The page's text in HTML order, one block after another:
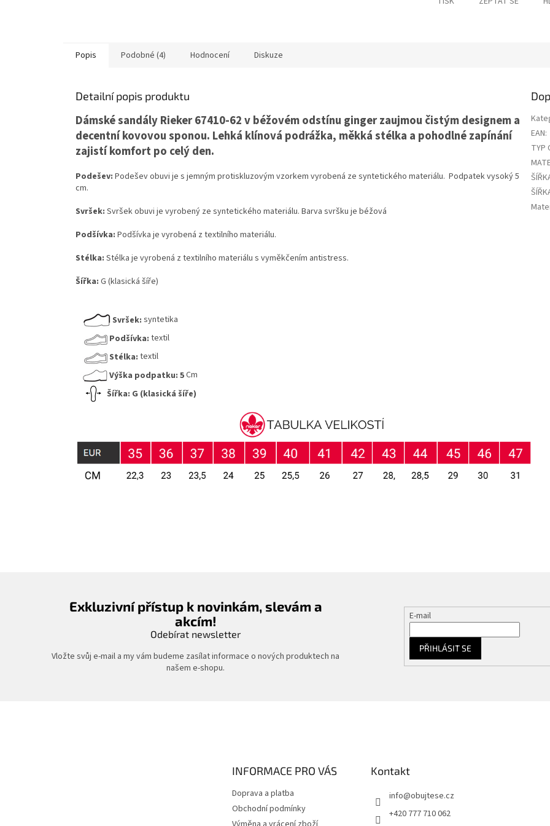
Popis Podobné (4) Hodnocení Diskuze
Detailní popis produktu
Dámské sandályRieker67410-62 v béžovém odstínu ginger zaujmou čistým designem a
decentní kovovou sponou. Lehká klínová podrážka, měkká stélka a pohodlné zapínání
zajistí komfort po celý den.
Podešev: Podešev obuvi je s jemným protiskluzovým vzorkem vyrobená ze syntetického materiálu. Podpatek vysoký 5
cm.
Svršek: Svršek obuvi je vyrobený ze syntetického materiálu. Barva svršku je béžová
Podšívka: Podšívka je vyrobená z textilního materiálu.
Stélka: Stélka je vyrobená z textilního materiálu s vyměkčením antistress.
Šířka: G (klasická šíře)
Svršek: syntetika
Podšívka: textil
Stélka: textil
Výška podpatku: 5Cm
Šířka: G (klasická šíře)
EAN:
TYP
Exkluzivní přístup k novinkám, slevám a
akcím!
Odebírat newsletter
Vložte svůj e-mail a my vám budeme zasílat informace o nových produktech na
našem e-shopu.
E-mail
PŘIHLÁSIT SE
INFORMACE PRO VÁS
Doprava a platba
Obchodní podmínky
Kontakt
info@obujtese.cz
+420 777 710 062